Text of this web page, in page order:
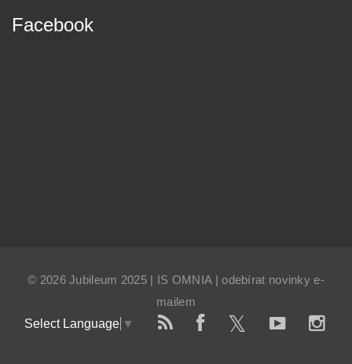
Facebook
© 2026 Jubileum 2025 | IS OMNIA|odebírat novinky e-
mailem
Select Language ▼